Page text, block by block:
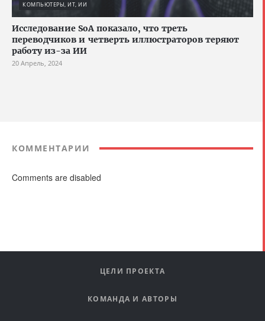
КОМПЬЮТЕРЫ, ИТ, ИИ
Исследование SoA показало, что треть
переводчиков и четверть иллюстраторов теряют
работу из-за ИИ
20 Апрель, 2024
КОММЕНТАРИИ
Comments are disabled
ЦЕЛИ ПРОЕКТА
КОМАНДА И АВТОРЫ